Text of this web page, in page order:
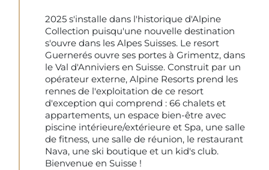
2025 s'installe dans l'historique d'Alpine
Collection puisqu'une nouvelle destination
s'ouvre dans les Alpes Suisses. Le resort
Guernerés ouvre ses portes à Grimentz, dans
le Val d'Anniviers en Suisse. Construit par un
opérateur externe, Alpine Resorts prend les
rennes de l'exploitation de ce resort
d'exception qui comprend : 66 chalets et
appartements, un espace bien-être avec
piscine intérieure/extérieure et Spa, une salle
de fitness, une salle de réunion, le restaurant
Nava, une ski boutique et un kid's club.
Bienvenue en Suisse !